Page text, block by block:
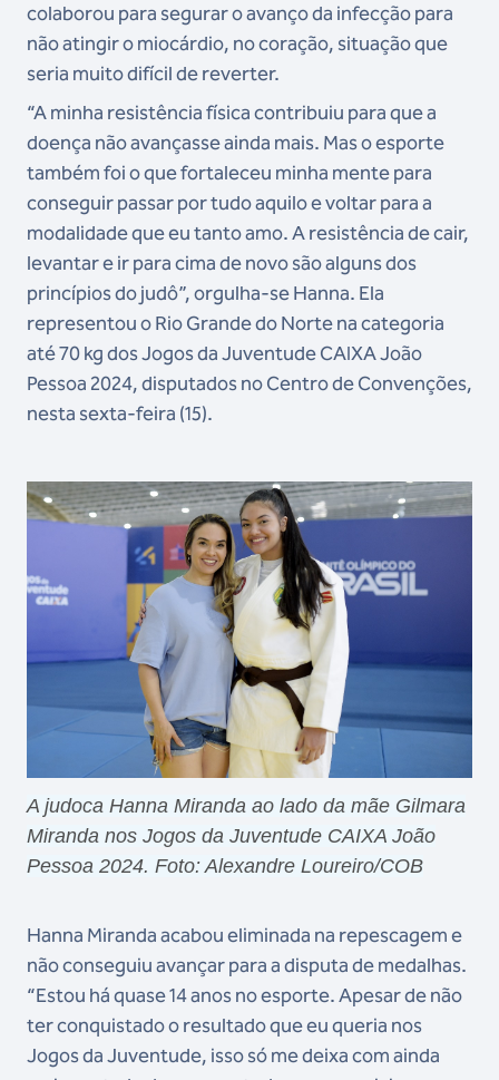
colaborou para segurar o avanço da infecção para
não atingir o miocárdio, no coração, situação que
seria muito difícil de reverter.
“A minha resistência física contribuiu para que a
doença não avançasse ainda mais. Mas o esporte
também foi o que fortaleceu minha mente para
conseguir passar por tudo aquilo e voltar para a
modalidade que eu tanto amo. A resistência de cair,
levantar e ir para cima de novo são alguns dos
princípios do judô”, orgulha-se Hanna. Ela
representou o Rio Grande do Norte na categoria
até 70 kg dos Jogos da Juventude CAIXA João
Pessoa 2024, disputados no Centro de Convenções,
nesta sexta-feira (15).
A judoca Hanna Miranda ao lado da mãe Gilmara
Miranda nos Jogos da Juventude CAIXA João
Pessoa 2024. Foto: Alexandre Loureiro/COB
Hanna Miranda acabou eliminada na repescagem e
não conseguiu avançar para a disputa de medalhas.
“Estou há quase 14 anos no esporte. Apesar de não
ter conquistado o resultado que eu queria nos
Jogos da Juventude, isso só me deixa com ainda